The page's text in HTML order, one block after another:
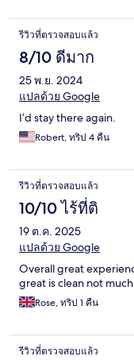
รีวิวที่ตรวจสอบแล้ว
8/10 ดีมาก
25 พ.ย. 2024
แปลด้วย Google
I’d stay there again.
Robert, ทริป 4 คืน
รีวิวที่ตรวจสอบแล้ว
10/10 ไร้ที่ติ
19 ต.ค. 2025
แปลด้วย Google
Overall great
great is clean not
Rose, ทริป 1 คืน
รีวิวที่ตรวจสอบแล้ว